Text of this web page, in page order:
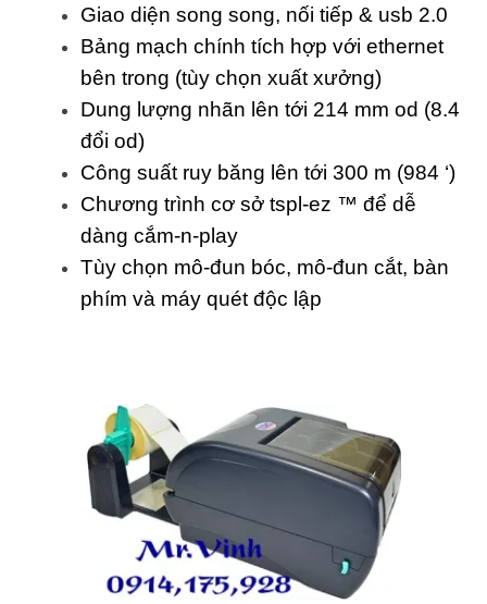
Giao diện song song, nối tiếp & usb 2.0
Bảng mạch chính tích hợp với ethernet
bên trong (tùy chọn xuất xưởng)
Dung lượng nhãn lên tới 214 mm od (8.4
đổi od)
Công suất ruy băng lên tới 300 m (984 ‘)
Chương trình cơ sở tspl-ez ™ để dễ
dàng cắm-n-play
Tùy chọn mô-đun bóc, mô-đun cắt, bàn
phím và máy quét độc lập